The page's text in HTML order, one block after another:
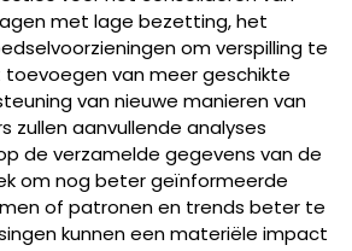
met lage bezetting, het
om verspilling te
van meer geschikte
van nieuwe manieren van
zullen aanvullende analyses
de verzamelde gegevens van de
om nog beter geïnformeerde
of patronen en trends beter te
kunnen een materiële impact